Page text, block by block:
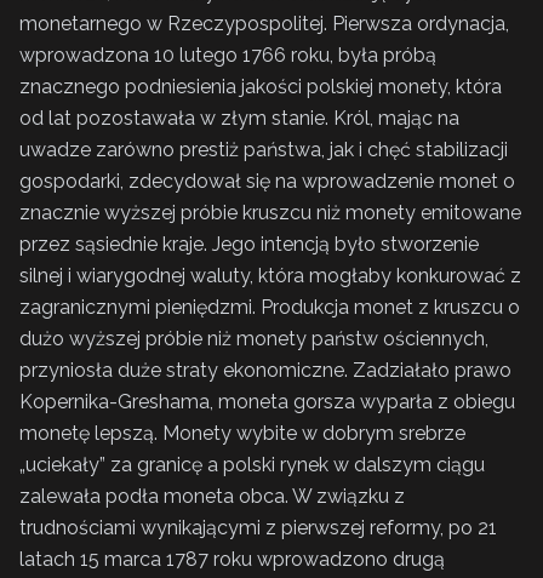
monetarnego w Rzeczypospolitej. Pierwsza ordynacja,
wprowadzona 10 lutego 1766 roku, była próbą
znacznego podniesienia jakości polskiej monety, która
od lat pozostawała w złym stanie. Król, mając na
uwadze zarówno prestiż państwa, jak i chęć stabilizacji
gospodarki, zdecydował się na wprowadzenie monet o
znacznie wyższej próbie kruszcu niż monety emitowane
przez sąsiednie kraje. Jego intencją było stworzenie
silnej i wiarygodnej waluty, która mogłaby konkurować z
zagranicznymi pieniędzmi. Produkcja monet z kruszcu o
dużo wyższej próbie niż monety państw ościennych,
przyniosła duże straty ekonomiczne. Zadziałało prawo
Kopernika-Greshama, moneta gorsza wyparła z obiegu
monetę lepszą. Monety wybite w dobrym srebrze
„uciekały” za granicę a polski rynek w dalszym ciągu
zalewała podła moneta obca. W związku z
trudnościami wynikającymi z pierwszej reformy, po 21
latach 15 marca 1787 roku wprowadzono drugą